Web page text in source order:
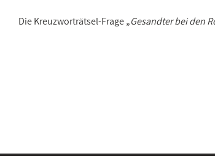
Die Kreuzworträtsel-Frage „Gesandter bei den